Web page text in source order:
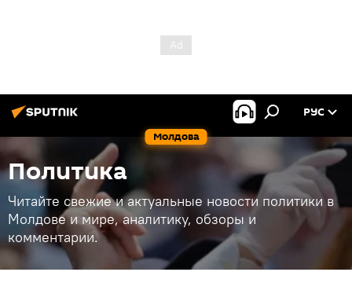
Молдова
РУС
Политика
Читайте свежие и актуальные новости политики в
Молдове и мире, аналитику, обзоры и
комментарии.